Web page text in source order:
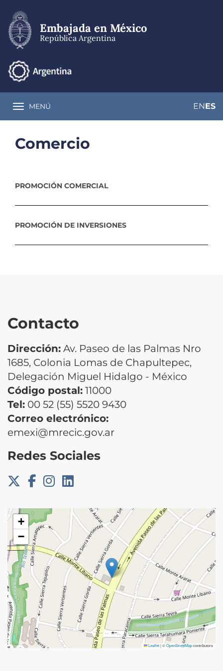
contenido
principal
Embajada en México
República Argentina
Toggle navigation
MENÚ ENES
Comercio
PROMOCIÓN COMERCIAL
PROMOCIÓN DE INVERSIONES
Contacto
Dirección: Av. Paseo de las Palmas Nro
1685, Colonia Lomas de Chapultepec,
Delegación Miguel Hidalgo - México
Código postal: 11000
Tel: 00 52 (55) 5520 9430
Correo electrónico:
emexi@mrecic.gov.ar
Redes Sociales
+
−
Leaflet|©OpenStreetMapcontributors